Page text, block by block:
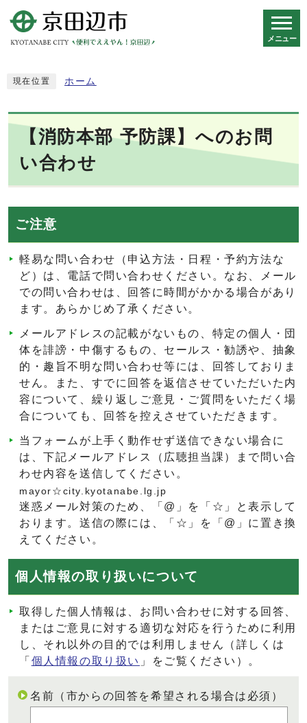
メニュー
現在位置 ホーム
【消防本部 予防課】へのお問
い合わせ
ご注意
軽易な問い合わせ（申込方法・日程・予約方法な
ど）は、電話で問い合わせください。なお、メール
での問い合わせは、回答に時間がかかる場合があり
ます。あらかじめ了承ください。
メールアドレスの記載がないもの、特定の個人・団
体を誹謗・中傷するもの、セールス・勧誘や、抽象
的・趣旨不明な問い合わせ等には、回答しておりま
せん。また、すでに回答を返信させていただいた内
容について、繰り返しご意見・ご質問をいただく場
合についても、回答を控えさせていただきます。
当フォームが上手く動作せず送信できない場合に
は、下記メールアドレス（広聴担当課）まで問い合
わせ内容を送信してください。
mayor☆city.kyotanabe.lg.jp
迷惑メール対策のため、「@」を「☆」と表示して
おります。送信の際には、「☆」を「@」に置き換
えてください。
個人情報の取り扱いについて
取得した個人情報は、お問い合わせに対する回答、
またはご意見に対する適切な対応を行うために利用
し、それ以外の目的では利用しません（詳しくは
「 個人情報の取り扱い 」をご覧ください）。
名前（市からの回答を希望される場合は必須）